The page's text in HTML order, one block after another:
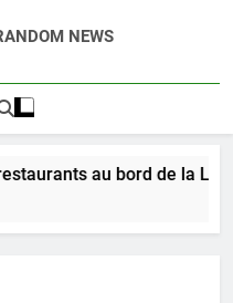
NEWS
au bord de la